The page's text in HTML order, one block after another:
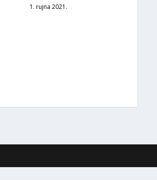
1. rujna 2021.